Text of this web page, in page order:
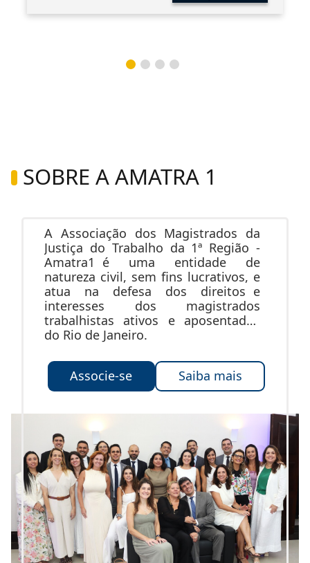
SOBRE A AMATRA 1
A Associação dos Magistrados da
Justiça do Trabalho da 1ª Região -
Amatra1 é uma entidade de
natureza civil, sem fins lucrativos, e
atua na defesa dos direitos e
interesses dos magistrados
trabalhistas ativos e aposentados
do Rio de Janeiro.
Associe-se Saiba mais